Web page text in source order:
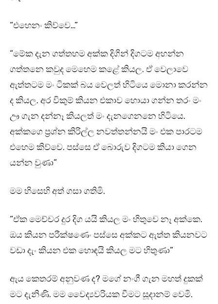
“එහෙනං කිව්වෙ…”
“මේක දැන ගත්තහම අක්ක දිගින් දිගටම අහන්න
ගත්තනෙ කවුද මෙහෙම කළේ කියල. ඒ වෙලාවෙ
ඇත්තටම මං ටිකක් බය වෙලත් හිටියෙ මොනා කරන්න
ද කියල. අර විකුම් කියන එකාව හොයා ගන්න තරං මං
ඌ ගැන දන්නෑ කියලත් මං දැනගෙනනෙ හිටියෙ.
අක්කගෙ ප්‍රශ්න කිරිල්ල නවත්තන්නයි මං එක පාරටම
එහෙම කිව්වෙ. පස්සෙ ඒ බොරුව දිගටම කියා ගෙන
යන්න වුණා”
මම හිසෙහි අත් ගසා ගතිමි.
“ඒක මෙච්චර දුර දිග යයි කියල මං හිතුවෙ නෑ අක්කෙ.
ඔය කියන පරීක්ෂණෙං පස්සෙ අක්කට ඇත්ත කියනවට
වඩා දැං කියන එක හොඳයි කියල මට හිතුණා”
ඇය කෙතරම් අනුවණ ද? මගේ නංගී ගැන මහත් දුකක්
මට දැනිණි. මම වෛද්‍යවරියක වීමට සූදානම් වෙමි.